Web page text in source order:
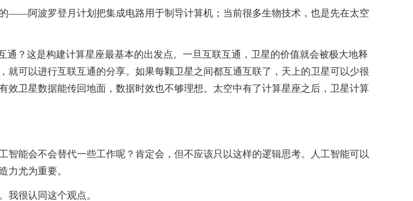
——阿波罗登月计划把集成电路用于制导计算机；当前很多生物技术，也是先在太空
？这是构建计算星座最基本的出发点。一旦互联互通，卫星的价值就会被极大地释
可以进行互联互通的分享。如果每颗卫星之间都互通互联了，天上的卫星可以少很
卫星数据能传回地面，数据时效也不够理想。太空中有了计算星座之后，卫星计算
能会不会替代一些工作呢？肯定会，但不应该只以这样的逻辑思考。人工智能可以
力尤为重要。
我很认同这个观点。